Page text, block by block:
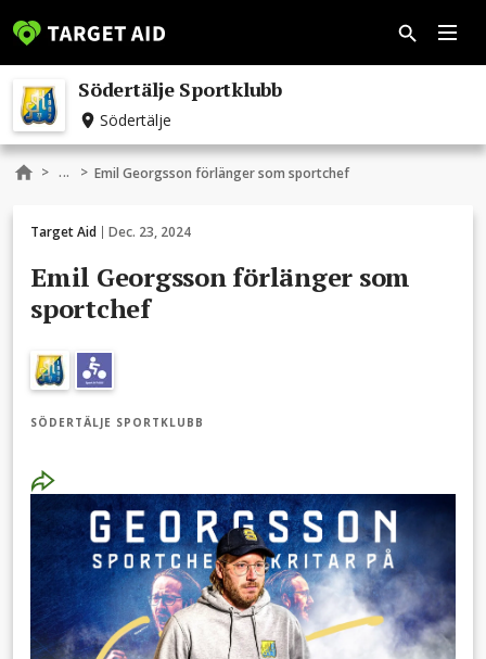
Södertälje Sportklubb
Södertälje
> ... > Emil Georgsson förlänger som sportchef
Target Aid Dec. 23, 2024
Emil Georgsson förlänger som
sportchef
SÖDERTÄLJE SPORTKLUBB